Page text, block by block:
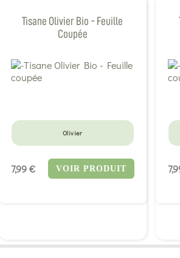
Tisane Olivier Bio - Feuille
Coupée
Olivier
7,99 € VOIR PRODUIT